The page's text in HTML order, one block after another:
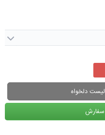
دلخواه
سفارش